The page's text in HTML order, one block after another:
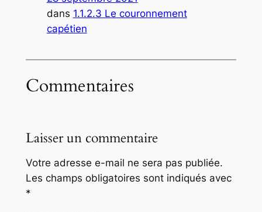
dans 1.1.2.3 Le couronnement
capétien
Commentaires
Laisser un commentaire
Votre adresse e-mail ne sera pas publiée.
Les champs obligatoires sont indiqués avec
*